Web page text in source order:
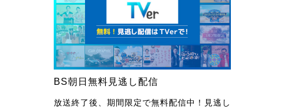
BS朝日無料見逃し配信
放送終了後、期間限定で無料配信中！見逃し